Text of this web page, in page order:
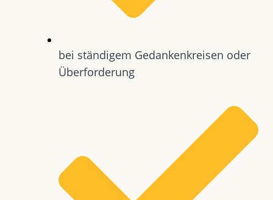
bei ständigem Gedankenkreisen oder
Überforderung